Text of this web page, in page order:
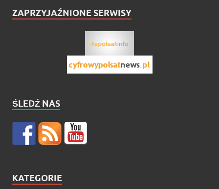
ZAPRZYJAŹNIONE SERWISY
ŚLEDŹ NAS
KATEGORIE